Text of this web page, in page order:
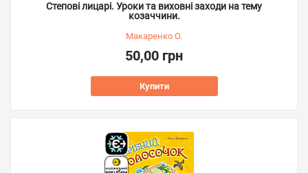
Степові лицарі. Уроки та виховні заходи на тему
козаччини.
Макаренко О.
50,00 грн
Купити